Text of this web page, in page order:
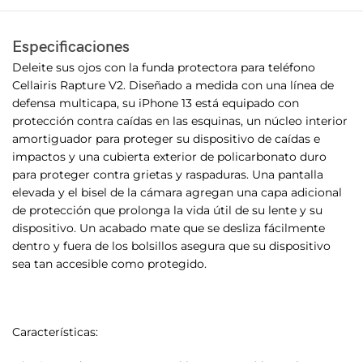
Especificaciones
Deleite sus ojos con la funda protectora para teléfono
Cellairis Rapture V2. Diseñado a medida con una línea de
defensa multicapa, su iPhone 13 está equipado con
protección contra caídas en las esquinas, un núcleo interior
amortiguador para proteger su dispositivo de caídas e
impactos y una cubierta exterior de policarbonato duro
para proteger contra grietas y raspaduras. Una pantalla
elevada y el bisel de la cámara agregan una capa adicional
de protección que prolonga la vida útil de su lente y su
dispositivo. Un acabado mate que se desliza fácilmente
dentro y fuera de los bolsillos asegura que su dispositivo
sea tan accesible como protegido.
Características: